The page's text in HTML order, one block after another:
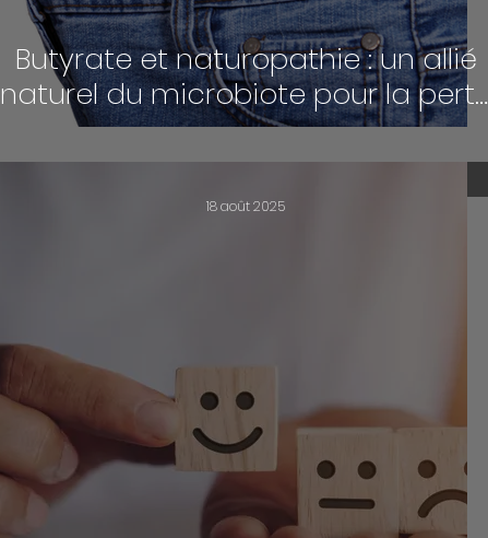
Butyrate et naturopathie : un allié
naturel du microbiote pour la perte
de poids
18 août 2025